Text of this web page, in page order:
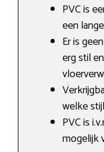
PVC is
een
Er is
erg stil
welke
PVC is
mogelijk